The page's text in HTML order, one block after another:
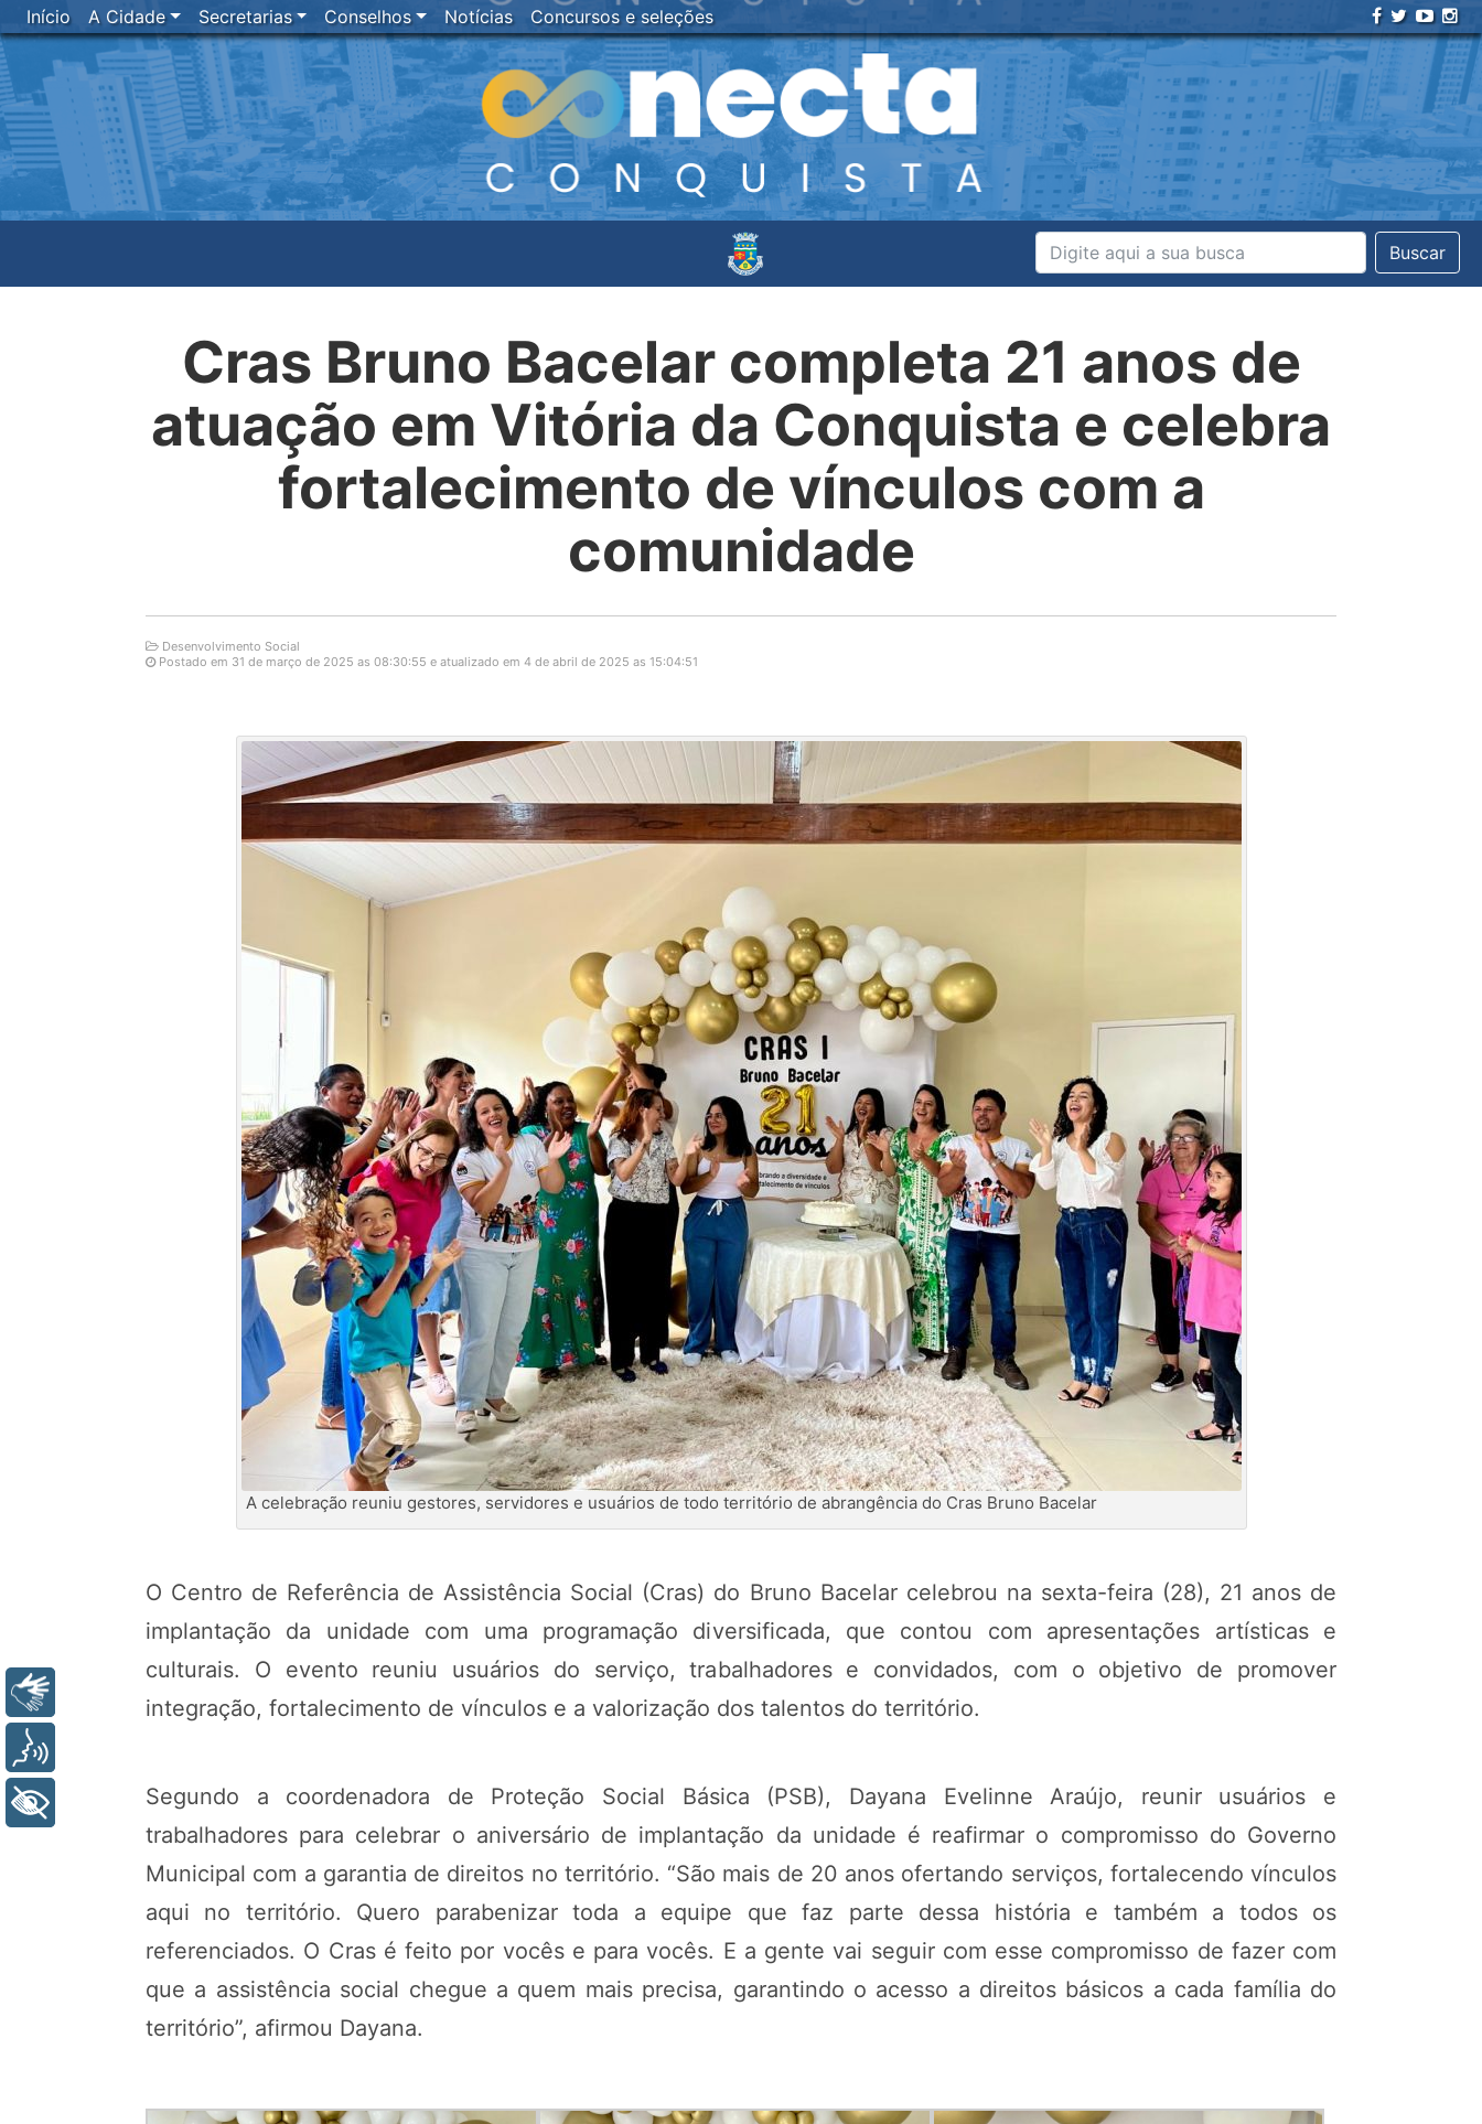
Início A Cidade Secretarias Conselhos Notícias Concursos e seleções
Buscar
Cras Bruno Bacelar completa 21 anos de
atuação em Vitória da Conquista e celebra
fortalecimento de vínculos com a
comunidade
Desenvolvimento Social
Postado em 31 de março de 2025 as 08:30:55 e atualizado em 4 de abril de 2025 as 15:04:51
A celebração reuniu gestores, servidores e usuários de todo território de abrangência do Cras Bruno Bacelar
O Centro de Referência de Assistência Social (Cras) do Bruno Bacelar celebrou na sexta-feira (28), 21 anos de
implantação da unidade com uma programação diversificada, que contou com apresentações artísticas e
culturais. O evento reuniu usuários do serviço, trabalhadores e convidados, com o objetivo de promover
integração, fortalecimento de vínculos e a valorização dos talentos do território.
Segundo a coordenadora de Proteção Social Básica (PSB), Dayana Evelinne Araújo, reunir usuários e
trabalhadores para celebrar o aniversário de implantação da unidade é reafirmar o compromisso do Governo
Municipal com a garantia de direitos no território. “São mais de 20 anos ofertando serviços, fortalecendo vínculos
aqui no território. Quero parabenizar toda a equipe que faz parte dessa história e também a todos os
referenciados. O Cras é feito por vocês e para vocês. E a gente vai seguir com esse compromisso de fazer com
que a assistência social chegue a quem mais precisa, garantindo o acesso a direitos básicos a cada família do
território”, afirmou Dayana.
+ Acessibilidade